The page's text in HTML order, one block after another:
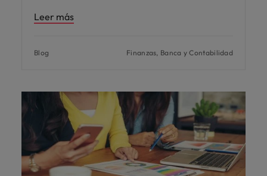
Leer más
Blog Finanzas, Banca y Contabilidad